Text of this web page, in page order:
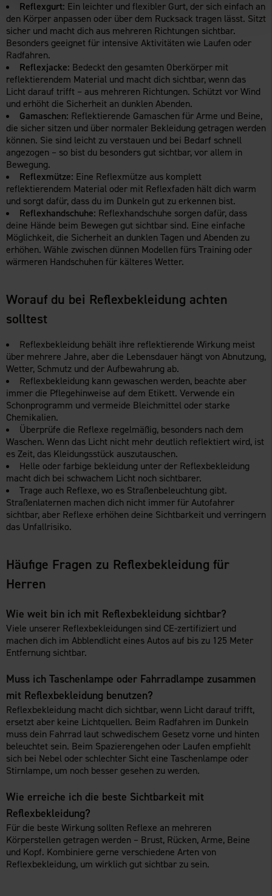
Reflexgurt: Ein leichter und flexibler Gurt, der sich einfach an
den Körper anpassen oder über dem Rucksack tragen lässt. Sitzt
sicher und macht dich aus mehreren Richtungen sichtbar.
Besonders geeignet für intensive Aktivitäten wie Laufen oder
Radfahren.
Reflexjacke: Bedeckt den gesamten Oberkörper mit
reflektierendem Material und macht dich sichtbar, wenn das
Licht darauf trifft – aus mehreren Richtungen. Schützt vor Wind
und erhöht die Sicherheit an dunklen Abenden.
Gamaschen: Reflektierende Gamaschen für Arme und Beine,
die sicher sitzen und über normaler Bekleidung getragen werden
können. Sie sind leicht zu verstauen und bei Bedarf schnell
angezogen – so bist du besonders gut sichtbar, vor allem in
Bewegung.
Reflexmütze: Eine Reflexmütze aus komplett
reflektierendem Material oder mit Reflexfaden hält dich warm
und sorgt dafür, dass du im Dunkeln gut zu erkennen bist.
Reflexhandschuhe: Reflexhandschuhe sorgen dafür, dass
deine Hände beim Bewegen gut sichtbar sind. Eine einfache
Möglichkeit, die Sicherheit an dunklen Tagen und Abenden zu
erhöhen. Wähle zwischen dünnen Modellen fürs Training oder
wärmeren Handschuhen für kälteres Wetter.
Worauf du bei Reflexbekleidung achten
solltest
Reflexbekleidung behält ihre reflektierende Wirkung meist
über mehrere Jahre, aber die Lebensdauer hängt von Abnutzung,
Wetter, Schmutz und der Aufbewahrung ab.
Reflexbekleidung kann gewaschen werden, beachte aber
immer die Pflegehinweise auf dem Etikett. Verwende ein
Schonprogramm und vermeide Bleichmittel oder starke
Chemikalien.
Überprüfe die Reflexe regelmäßig, besonders nach dem
Waschen. Wenn das Licht nicht mehr deutlich reflektiert wird, ist
es Zeit, das Kleidungsstück auszutauschen.
Helle oder farbige bekleidung unter der Reflexbekleidung
macht dich bei schwachem Licht noch sichtbarer.
Trage auch Reflexe, wo es Straßenbeleuchtung gibt.
Straßenlaternen machen dich nicht immer für Autofahrer
sichtbar, aber Reflexe erhöhen deine Sichtbarkeit und verringern
das Unfallrisiko.
Häufige Fragen zu Reflexbekleidung für
Herren
Wie weit bin ich mit Reflexbekleidung sichtbar?
Viele unserer Reflexbekleidungen sind CE-zertifiziert und
machen dich im Abblendlicht eines Autos auf bis zu 125 Meter
Entfernung sichtbar.
Muss ich Taschenlampe oder Fahrradlampe zusammen
mit Reflexbekleidung benutzen?
Reflexbekleidung macht dich sichtbar, wenn Licht darauf trifft,
ersetzt aber keine Lichtquellen. Beim Radfahren im Dunkeln
muss dein Fahrrad laut schwedischem Gesetz vorne und hinten
beleuchtet sein. Beim Spazierengehen oder Laufen empfiehlt
sich bei Nebel oder schlechter Sicht eine Taschenlampe oder
Stirnlampe, um noch besser gesehen zu werden.
Wie erreiche ich die beste Sichtbarkeit mit
Reflexbekleidung?
Für die beste Wirkung sollten Reflexe an mehreren
Körperstellen getragen werden – Brust, Rücken, Arme, Beine
und Kopf. Kombiniere gerne verschiedene Arten von
Reflexbekleidung, um wirklich gut sichtbar zu sein.